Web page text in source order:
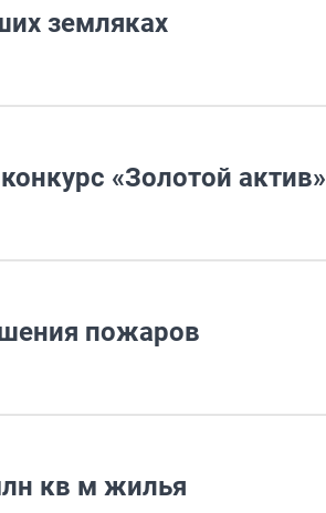
земляках
«Золотой актив»
пожаров
кв м жилья